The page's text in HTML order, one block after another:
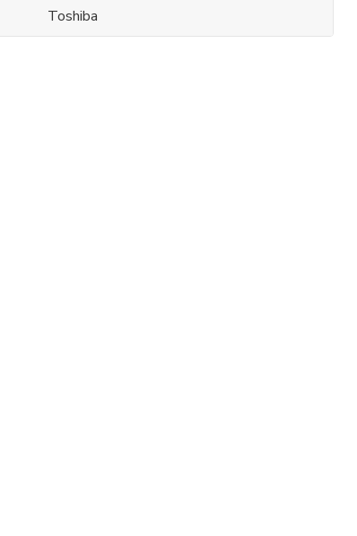
Toshiba